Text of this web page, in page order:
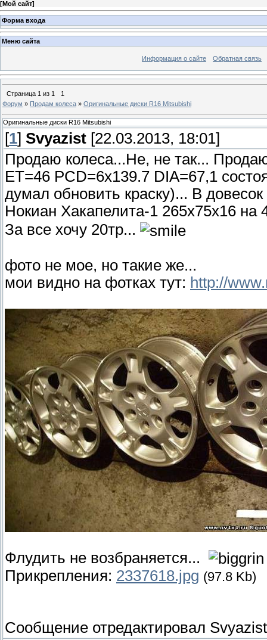
[Мой сайт]
Форма входа
Меню сайта
Информация о сайте Обратная связь
Страница 1 из 1
1
Форум » Продам колеса » Оригинальные диски R16 Mitsubishi
Оригинальные диски R16 Mitsubishi
[1] Svyazist [22.03.2013, 18:01]
Продаю колеса...Не, не так...
ET=46 PCD=6x139.7 DIA=67,1
думал обновить краску)... В
Нокиан Хакапелита-1 265х75х16 на
За все хочу 20тр...
фото не мое, но такие же...
мои видно на фотках тут: http://
Флудить не возбраняется...
Прикрепления: 2337618.jpg (97.8 Kb)
Сообщение отредактировал Svyazist